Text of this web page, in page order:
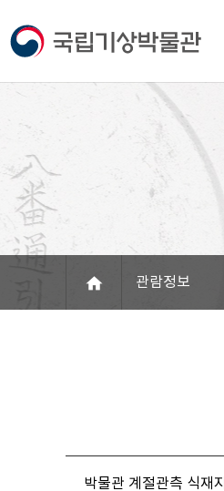
관람정보
박물관 계절관측 식재